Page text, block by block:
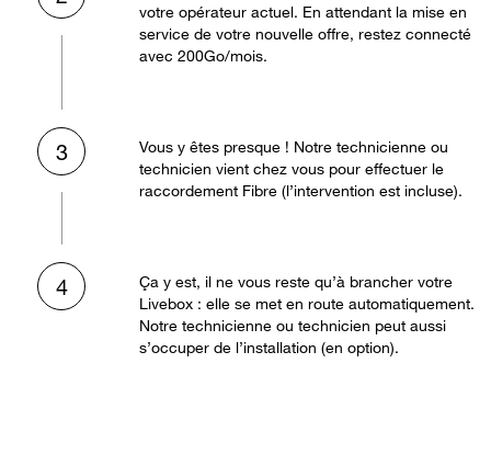
votre opérateur actuel. En attendant la mise en
service de votre nouvelle offre, restez connecté
avec 200Go/mois.
3
Vous y êtes presque ! Notre technicienne ou
technicien vient chez vous pour effectuer le
raccordement Fibre (l’intervention est incluse).
4
Ça y est, il ne vous reste qu’à brancher votre
Livebox : elle se met en route automatiquement.
Notre technicienne ou technicien peut aussi
s’occuper de l’installation (en option).